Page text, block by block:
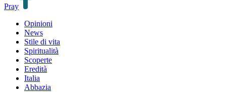
Pray
Opinioni
News
Stile di vita
Spiritualità
Scoperte
Eredità
Italia
Abbazia